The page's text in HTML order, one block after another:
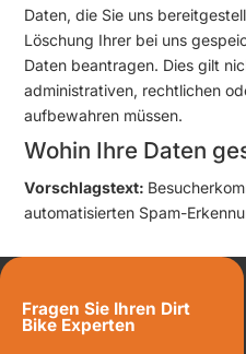
Daten, die Sie uns
Löschung Ihrer bei uns
Daten beantragen. Dies gilt
administrativen, rechtlichen
aufbewahren müssen.
Wohin Ihre Daten
Vorschlagstext:
automatisierten Spam-
Fragen Sie Ihren Dirt
Bike Experten